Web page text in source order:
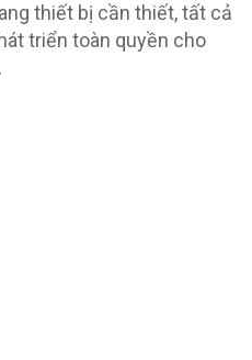
thiết bị cần thiết, tất cả
triển toàn quyền cho